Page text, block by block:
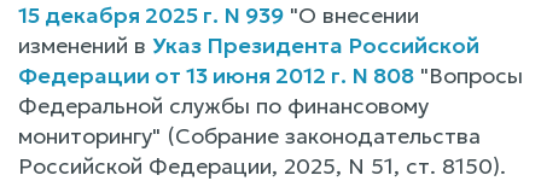
15 декабря 2025 г. N 939 "О внесении
изменений в Указ Президента Российской
Федерации от 13 июня 2012 г. N 808 "Вопросы
Федеральной службы по финансовому
мониторингу" (Собрание законодательства
Российской Федерации, 2025, N 51, ст. 8150).